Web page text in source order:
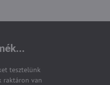
tesztelünk
raktáron van